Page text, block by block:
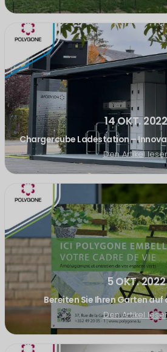
14 OKT. 2022
Chargercube Ladestation –
Den Artikel
5 OKT. 2022
Bereiten Sie Ihren Garten auf
Den Artikel